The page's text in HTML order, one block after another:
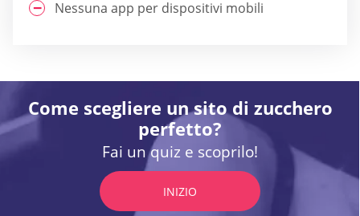
Nessuna app per dispositivi mobili
Come scegliere un sito di zucchero
perfetto?
Fai un quiz e scoprilo!
INIZIO